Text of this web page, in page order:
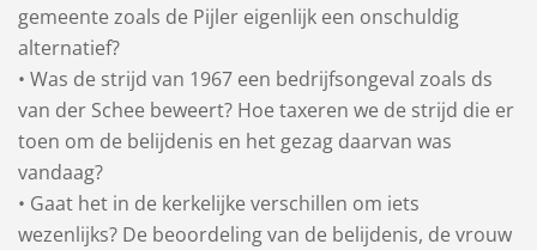
gemeente zoals de Pijler eigenlijk een onschuldig
alternatief?
• Was de strijd van 1967 een bedrijfsongeval zoals ds
van der Schee beweert? Hoe taxeren we de strijd die er
toen om de belijdenis en het gezag daarvan was
vandaag?
• Gaat het in de kerkelijke verschillen om iets
wezenlijks? De beoordeling van de belijdenis, de vrouw